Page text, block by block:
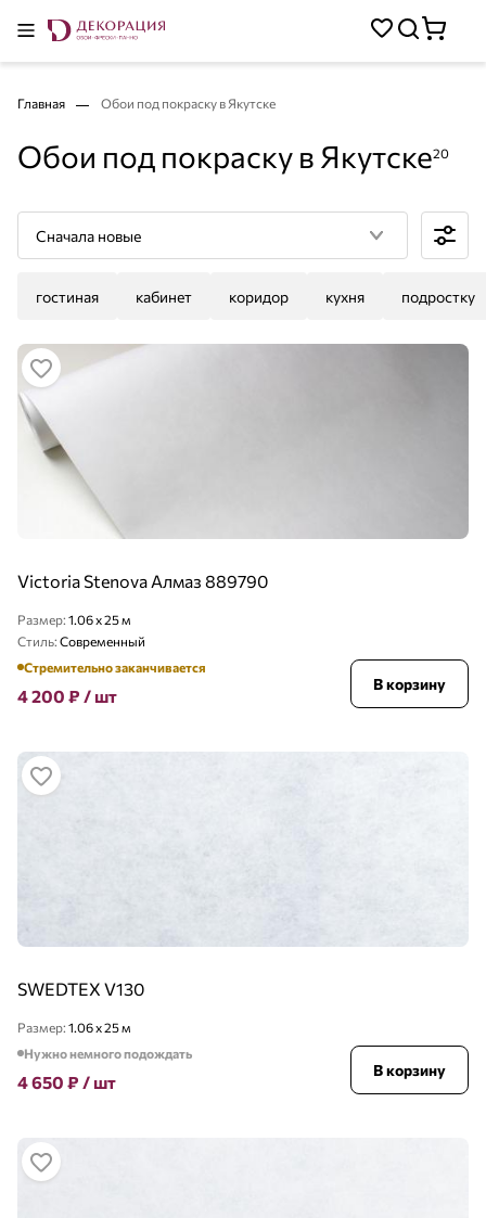
Главная Обои под покраску в Якутске
Обои под покраску в Якутске20
Сначала новые
гостиная кабинет коридор кухня подростку
Victoria Stenova Алмаз 889790
Размер: 1.06 x 25 м
Стиль: Современный
Стремительно заканчивается
4 200 ₽ / шт
В корзину
SWEDTEX V130
Размер: 1.06 x 25 м
Нужно немного подождать
4 650 ₽ / шт
В корзину